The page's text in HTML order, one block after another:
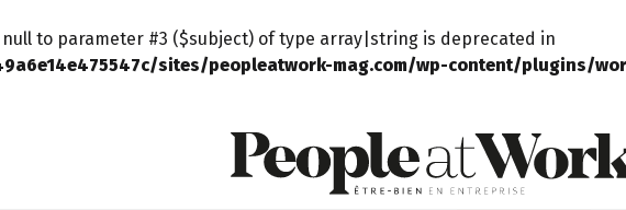
to parameter #3 ($subject) of type array|string is deprecated in
sites/peopleatwork-mag.com/wp-content/plugins/